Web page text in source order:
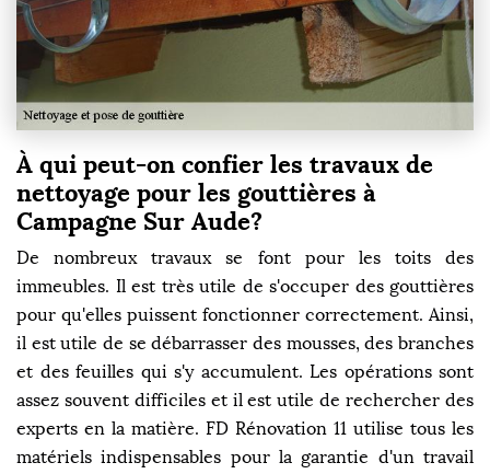
À qui peut-on confier les travaux de
nettoyage pour les gouttières à
Campagne Sur Aude?
De nombreux travaux se font pour les toits des
immeubles. Il est très utile de s'occuper des gouttières
pour qu'elles puissent fonctionner correctement. Ainsi,
il est utile de se débarrasser des mousses, des branches
et des feuilles qui s'y accumulent. Les opérations sont
assez souvent difficiles et il est utile de rechercher des
experts en la matière. FD Rénovation 11 utilise tous les
matériels indispensables pour la garantie d'un travail